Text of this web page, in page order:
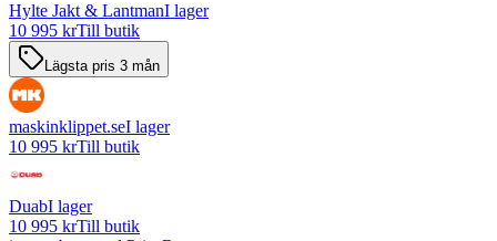
Hylte Jakt & LantmanI lager
10 995 krTill butik
Lägsta pris 3 mån
maskinklippet.seI lager
10 995 krTill butik
DuabI lager
10 995 krTill butik